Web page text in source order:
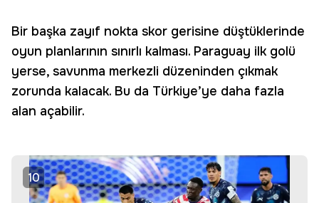
Bir başka zayıf nokta skor gerisine düştüklerinde
oyun planlarının sınırlı kalması. Paraguay ilk golü
yerse, savunma merkezli düzeninden çıkmak
zorunda kalacak. Bu da Türkiye’ye daha fazla
alan açabilir.
10